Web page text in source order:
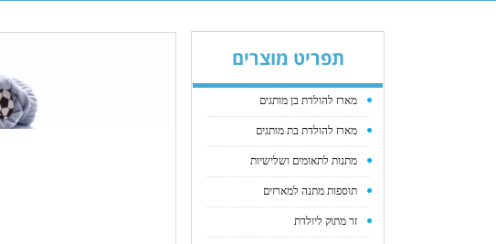
תפריט מוצרים
מארז להולדת בן מותגים
מארז להולדת בת מותגים
מתנות לתאומים ושלישיות
תוספות מתנה למארזים
זר מתוק ליולדת